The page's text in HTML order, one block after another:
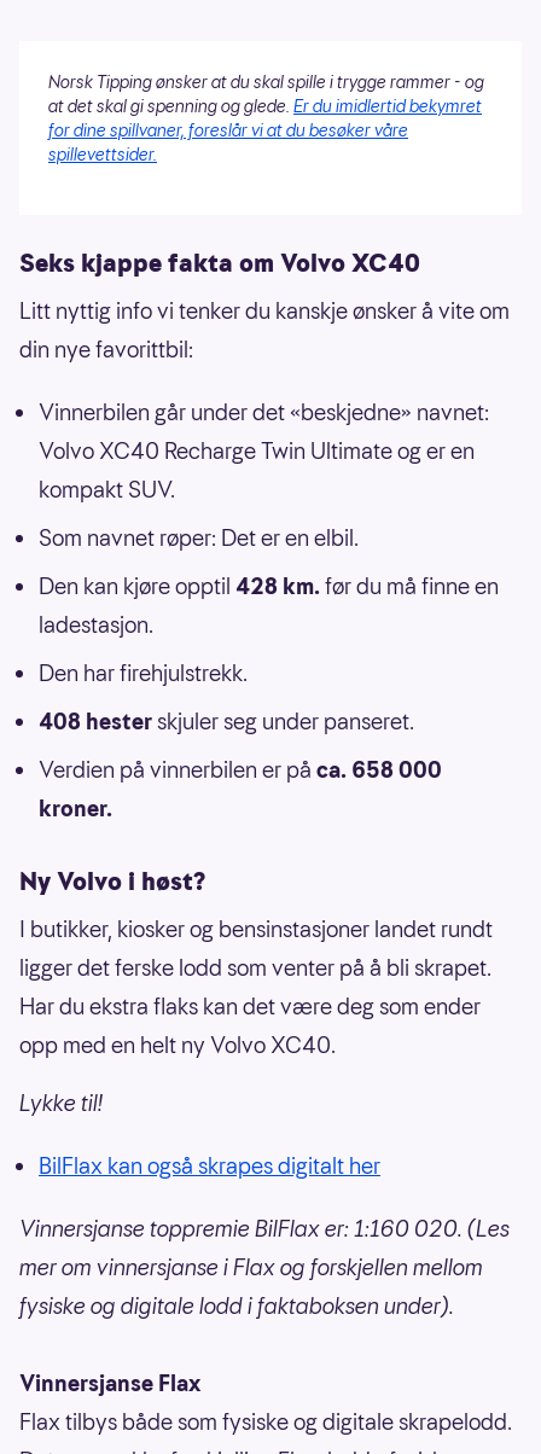
Norsk Tipping ønsker at du skal spille i trygge rammer - og
at det skal gi spenning og glede. Er du imidlertid bekymret
for dine spillvaner, foreslår vi at du besøker våre
spillevettsider.
Seks kjappe fakta om Volvo XC40
Litt nyttig info vi tenker du kanskje ønsker å vite om
din nye favorittbil:
Vinnerbilen går under det «beskjedne» navnet:
Volvo XC40 Recharge Twin Ultimate og er en
kompakt SUV.
Som navnet røper: Det er en elbil.
Den kan kjøre opptil 428 km.før du må finne en
ladestasjon.
Den har firehjulstrekk.
408 hester skjuler seg under panseret.
Verdien på vinnerbilen er på ca. 658 000
kroner.
Ny Volvo i høst?
I butikker, kiosker og bensinstasjoner landet rundt
ligger det ferske lodd som venter på å bli skrapet.
Har du ekstra flaks kan det være deg som ender
opp med en helt ny Volvo XC40.
Lykke til!
BilFlax kan også skrapes digitalt her
Vinnersjanse toppremie BilFlax er: 1:160 020. (Les
mer om vinnersjanse i Flax og forskjellen mellom
fysiske og digitale lodd i faktaboksen under).
Vinnersjanse Flax
Flax tilbys både som fysiske og digitale skrapelodd.